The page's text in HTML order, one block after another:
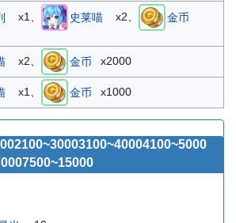
x1、 史莱喵 x2、
金币
x2、 金币 x2000
x1、 金币 x1000
2100~30003100~40004100~5000
7500~15000